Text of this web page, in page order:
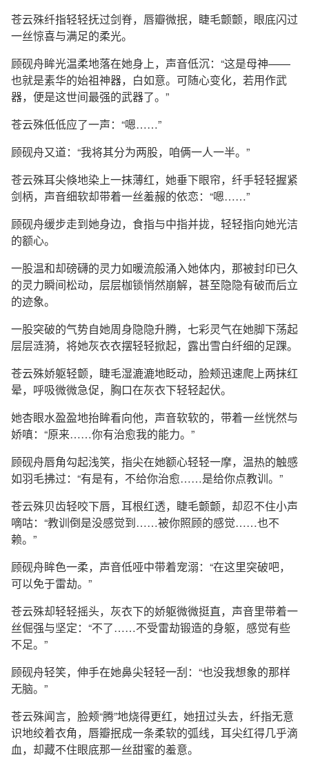
苍云殊纤指轻轻抚过剑脊，唇瓣微抿，睫毛颤颤，眼底闪过
一丝惊喜与满足的柔光。
顾砚舟眸光温柔地落在她身上，声音低沉：“这是母神——
也就是素华的始祖神器，白如意。可随心变化，若用作武
器，便是这世间最强的武器了。”
苍云殊低低应了一声：“嗯……”
顾砚舟又道：“我将其分为两股，咱俩一人一半。”
苍云殊耳尖倏地染上一抹薄红，她垂下眼帘，纤手轻轻握紧
剑柄，声音细软却带着一丝羞赧的依恋：“嗯……”
顾砚舟缓步走到她身边，食指与中指并拢，轻轻指向她光洁
的额心。
一股温和却磅礴的灵力如暖流般涌入她体内，那被封印已久
的灵力瞬间松动，层层枷锁悄然崩解，甚至隐隐有破而后立
的迹象。
一股突破的气势自她周身隐隐升腾，七彩灵气在她脚下荡起
层层涟漪，将她灰衣衣摆轻轻掀起，露出雪白纤细的足踝。
苍云殊娇躯轻颤，睫毛湿漉漉地眨动，脸颊迅速爬上两抹红
晕，呼吸微微急促，胸口在灰衣下轻轻起伏。
她杏眼水盈盈地抬眸看向他，声音软软的，带着一丝恍然与
娇嗔：“原来……你有治愈我的能力。”
顾砚舟唇角勾起浅笑，指尖在她额心轻轻一摩，温热的触感
如羽毛拂过：“有是有，不给你治愈……是给你点教训。”
苍云殊贝齿轻咬下唇，耳根红透，睫毛颤颤，却忍不住小声
嘀咕：“教训倒是没感觉到……被你照顾的感觉……也不
赖。”
顾砚舟眸色一柔，声音低哑中带着宠溺：“在这里突破吧，
可以免于雷劫。”
苍云殊却轻轻摇头，灰衣下的娇躯微微挺直，声音里带着一
丝倔强与坚定：“不了……不受雷劫锻造的身躯，感觉有些
不足。”
顾砚舟轻笑，伸手在她鼻尖轻轻一刮：“也没我想象的那样
无脑。”
苍云殊闻言，脸颊“腾”地烧得更红，她扭过头去，纤指无意
识地绞着衣角，唇瓣抿成一条柔软的弧线，耳尖红得几乎滴
血，却藏不住眼底那一丝甜蜜的羞意。